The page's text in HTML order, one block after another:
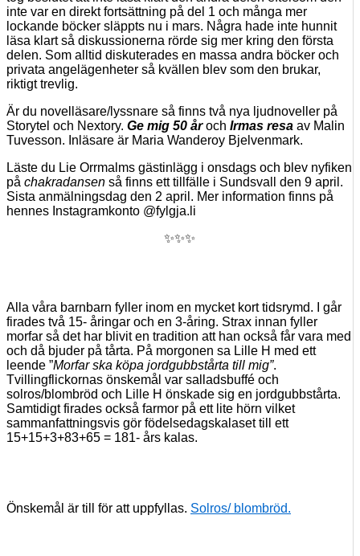
inte var en direkt fortsättning på del 1 och många mer
lockande böcker släppts nu i mars. Några hade inte hunnit
läsa klart så diskussionerna rörde sig mer kring den första
delen. Som alltid diskuterades en massa andra böcker och
privata angelägenheter så kvällen blev som den brukar,
riktigt trevlig.
Är du novelläsare/lyssnare så finns två nya ljudnoveller på
Storytel och Nextory. Ge mig 50 åroch Irmas resa av Malin
Tuvesson. Inläsare är Maria Wanderoy Bjelvenmark.
Läste du Lie Orrmalms gästinlägg i onsdags och blev nyfiken
på chakradansen så finns ett tillfälle i Sundsvall den 9 april.
Sista anmälningsdag den 2 april. Mer information finns på
hennes Instagramkonto @fylgja.li
✨✨✨
Alla våra barnbarn fyller inom en mycket kort tidsrymd. I går
firades två 15- åringar och en 3-åring. Strax innan fyller
morfar så det har blivit en tradition att han också får vara med
och då bjuder på tårta. På morgonen sa Lille H med ett
leende ”Morfar ska köpa jordgubbstårta till mig”.
Tvillingflickornas önskemål var salladsbuffé och
solros/blombröd och Lille H önskade sig en jordgubbstårta.
Samtidigt firades också farmor på ett lite hörn vilket
sammanfattningsvis gör födelsedagskalaset till ett
15+15+3+83+65 = 181- års kalas.
Önskemål är till för att uppfyllas. Solros/ blombröd.